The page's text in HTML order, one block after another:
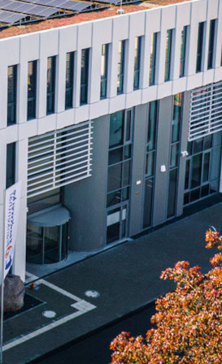
verkleinern
Graustufen
Großer Mauszeiger
Lesehilfe
Links unterstreichen
Animationen ausschalten
Hoher Kontrast